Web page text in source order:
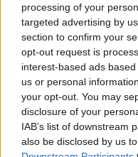
processing of your
targeted advertising by
section to confirm your
opt-out request is
interest-based ads
us or personal
your opt-out. You may
disclosure of your
IAB’s list of downstream
also be disclosed by us
ΣτηνΟλλανδίαθα
τουΣαντιάγκο
Μεξικανού, ηΜίλαν
τηΦέγενορντ. Ο
τηςΦέγενορντέχει
μάλιστα καταφέρει
έχει μοιράσει και
να αναμετρηθεί με
κάνει τα πάντα για
στους «16» του